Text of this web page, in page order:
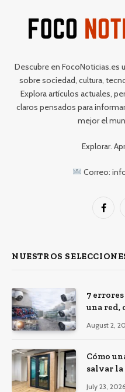
Descubre en FocoNoticias.es
sobre sociedad, cultura,
Explora artículos actuales,
claros pensados para
mejor el
Explorar.
Correo:
NUESTROS
7
una red,
August 2,
Cómo
salvar
July 23, 2026